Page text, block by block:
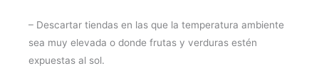
– Descartar tiendas en las que la temperatura ambiente
sea muy elevada o donde frutas y verduras estén
expuestas al sol.